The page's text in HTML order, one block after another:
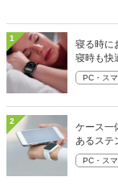
1
寝る時に
寝時も快
PC・ス
2
ケース一
あるステ
PC・ス